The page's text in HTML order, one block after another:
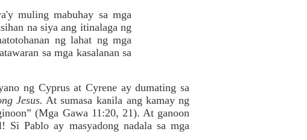
muling mabuhay sa mga
na siya ang itinalaga ng
ng lahat ng mga
sa mga kasalanan sa
ng Cyprus at Cyrene ay dumating sa
Jesus. At sumasa kanila ang kamay ng
(Mga Gawa 11:20, 21). At ganoon
Pablo ay masyadong nadala sa mga